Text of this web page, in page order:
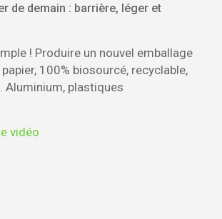
de demain : barrière, léger et
! Produire un nouvel emballage
100% biosourcé, recyclable,
Aluminium, plastiques
vidéo